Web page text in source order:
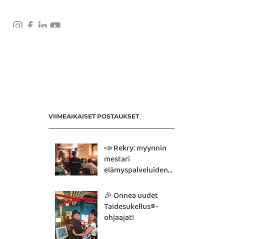
VIIMEAIKAISET POSTAUKSET
📣 Rekry: myynnin
mestari
elämyspalveluiden
🎉 Onnea uudet
Taidesukellus®-
ohjaajat!